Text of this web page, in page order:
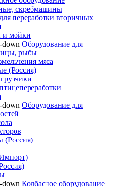
скребмашины
переработки вторичных
и мойки
Оборудование для
рыбы
мяса
(Россия)
Оборудование для
(Россия)
Колбасное оборудование